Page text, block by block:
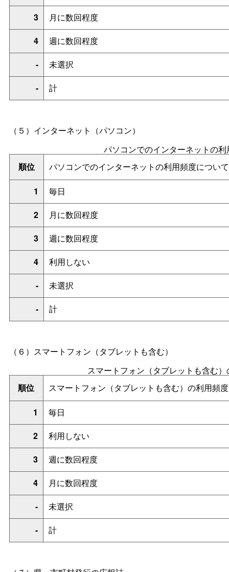
3
月に数回程度
4
週に数回程度
-
未選択
-
計
（５）インターネット（パソコン）
パソコンでのインターネットの
順位
パソコンでのインターネットの利用頻度について
1
毎日
2
月に数回程度
3
週に数回程度
4
利用しない
-
未選択
-
計
（６）スマートフォン（タブレットも含む）
スマートフォン（タブレットも含む
順位
スマートフォン（タブレットも含む）の利用頻
1
毎日
2
利用しない
3
週に数回程度
4
月に数回程度
-
未選択
-
計